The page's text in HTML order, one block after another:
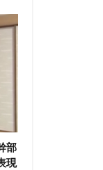
部
現